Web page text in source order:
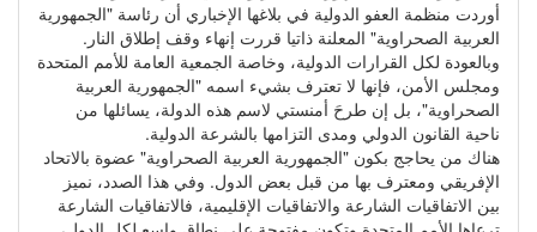
أوردت منظمة العفو الدولية في بلاغها الإخباري أن رئاسة "الجمهورية
العربية الصحراوية" المعلنة ذاتيا قررت إنهاء وقف إطلاق النار.
وبالعودة لكل القرارات الدولية، وخاصة الجمعية العامة للأمم المتحدة
ومجلس الأمن، فإنها لا تعترف بشيء اسمه "الجمهورية العربية
الصحراوية"، بل إن طرحَ أمنستي لاسم هذه الدولة، يسائلها من
ناحية القانون الدولي ومدى التزامها بالشرعة الدولية.
هناك من يحاجج بكون "الجمهورية العربية الصحراوية" عضوة بالاتحاد
الإفريقي ومعترف بها من قبل بعض الدول. وفي هذا الصدد، نميز
بين الاتفاقيات الشارعة والاتفاقيات الإقليمية، فالاتفاقيات الشارعة